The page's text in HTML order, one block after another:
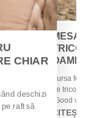
CHIAR
deschizi
raft să
Sursa
de
„Good